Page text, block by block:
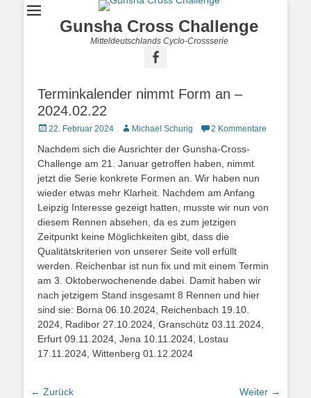
Gunsha Cross Challenge
Mitteldeutschlands Cyclo-Crossserie
Terminkalender nimmt Form an –
2024.02.22
22. Februar 2024 Michael Schurig 2 Kommentare
Nachdem sich die Ausrichter der Gunsha-Cross-
Challenge am 21. Januar getroffen haben, nimmt
jetzt die Serie konkrete Formen an. Wir haben nun
wieder etwas mehr Klarheit. Nachdem am Anfang
Leipzig Interesse gezeigt hatten, musste wir nun von
diesem Rennen absehen, da es zum jetzigen
Zeitpunkt keine Möglichkeiten gibt, dass die
Qualitätskriterien von unserer Seite voll erfüllt
werden. Reichenbar ist nun fix und mit einem Termin
am 3. Oktoberwochenende dabei. Damit haben wir
nach jetzigem Stand insgesamt 8 Rennen und hier
sind sie: Borna 06.10.2024, Reichenbach 19.10.
2024, Radibor 27.10.2024, Granschütz 03.11.2024,
Erfurt 09.11.2024, Jena 10.11.2024, Lostau
17.11.2024, Wittenberg 01.12.2024
← Zurück
Weiter →